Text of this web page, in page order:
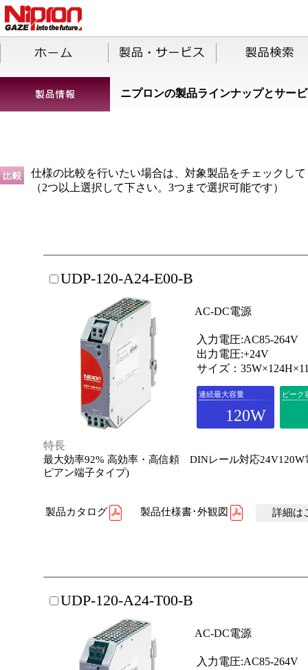
ニプロンの製品ラインナップとサー
仕様の比較を行いたい場合は、対象製品をチェックし
（2つ以上選択して下さい。3つまで選択可能です）
UDP-120-A24-E00-B
AC-DC電源
入力電圧:AC85-264V
出力電圧:+24V
サイズ：
連続最大容量
120W
ピーク
特長
最大効率92% 高効率・高信頼 DINレール対応24V120W
ピアン端子タイプ)
製品カタログ 製品仕様書･外観図 詳細は
UDP-120-A24-T00-B
AC-DC電源
入力電圧:AC85-264V